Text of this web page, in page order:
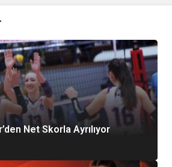
Net Skorla Ayrılıyor